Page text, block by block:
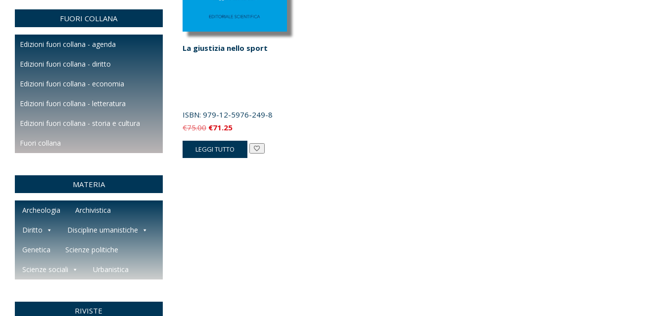
La giustizia nello sport
ISBN:979-12-5976-249-8
€75.00 Il
prezzo
originale
€71.25Il
prezzo
attuale
LEGGI TUTTO
FUORI COLLANA
Edizioni fuori collana - agenda
Edizioni fuori collana - diritto
Edizioni fuori collana - economia
Edizioni fuori collana - letteratura
Edizioni fuori collana - storia e cultura
Fuori collana
MATERIA
Archeologia Archivistica
Diritto Discipline umanistiche
Genetica Scienze politiche
Scienze sociali Urbanistica
RIVISTE